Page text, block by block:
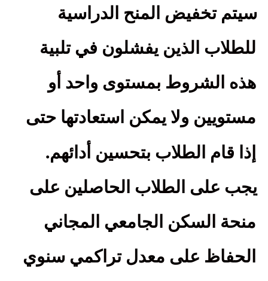
سيتم تخفيض المنح الدراسية
للطلاب الذين يفشلون في تلبية
هذه الشروط بمستوى واحد أو
مستويين ولا يمكن استعادتها حتى
إذا قام الطلاب بتحسين أدائهم.
يجب على الطلاب الحاصلين على
منحة السكن الجامعي المجاني
الحفاظ على معدل تراكمي سنوي